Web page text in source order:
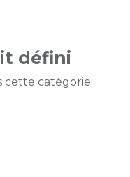
défini
catégorie.